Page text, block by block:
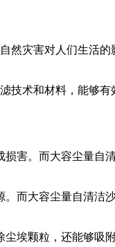
然灾害对人们生活
技术和材料，能够
害。而大容尘量自
而大容尘量自清洁
埃颗粒，还能够吸